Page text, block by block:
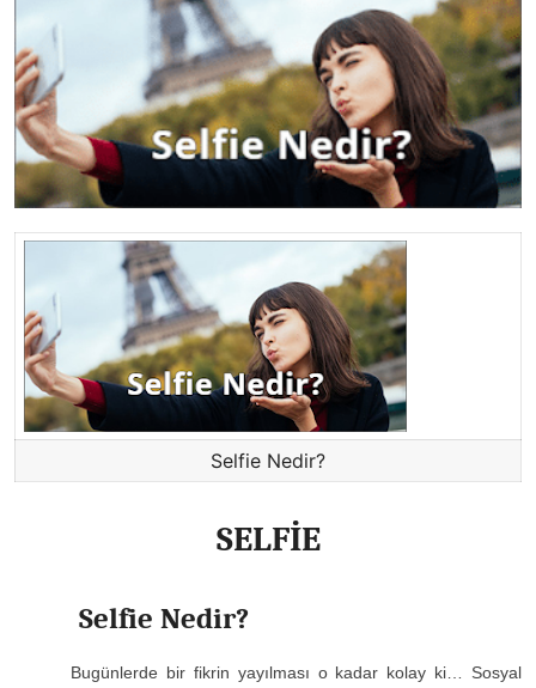
Selfie Nedir?
SELFİE
Selfie Nedir?
Bugünlerde bir fikrin yayılması o kadar kolay ki… Sosyal